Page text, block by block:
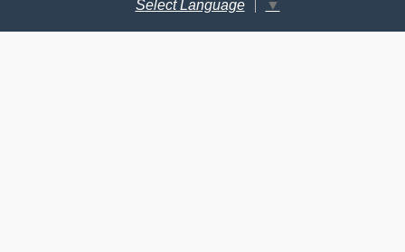
Select Language
▼